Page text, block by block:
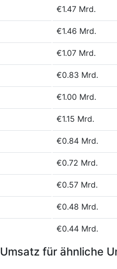
€1.47 Mrd.
€1.46 Mrd.
€1.07 Mrd.
€0.83 Mrd.
€1.00 Mrd.
€1.15 Mrd.
€0.84 Mrd.
€0.72 Mrd.
€0.57 Mrd.
€0.48 Mrd.
€0.44 Mrd.
Umsatz für ähnliche